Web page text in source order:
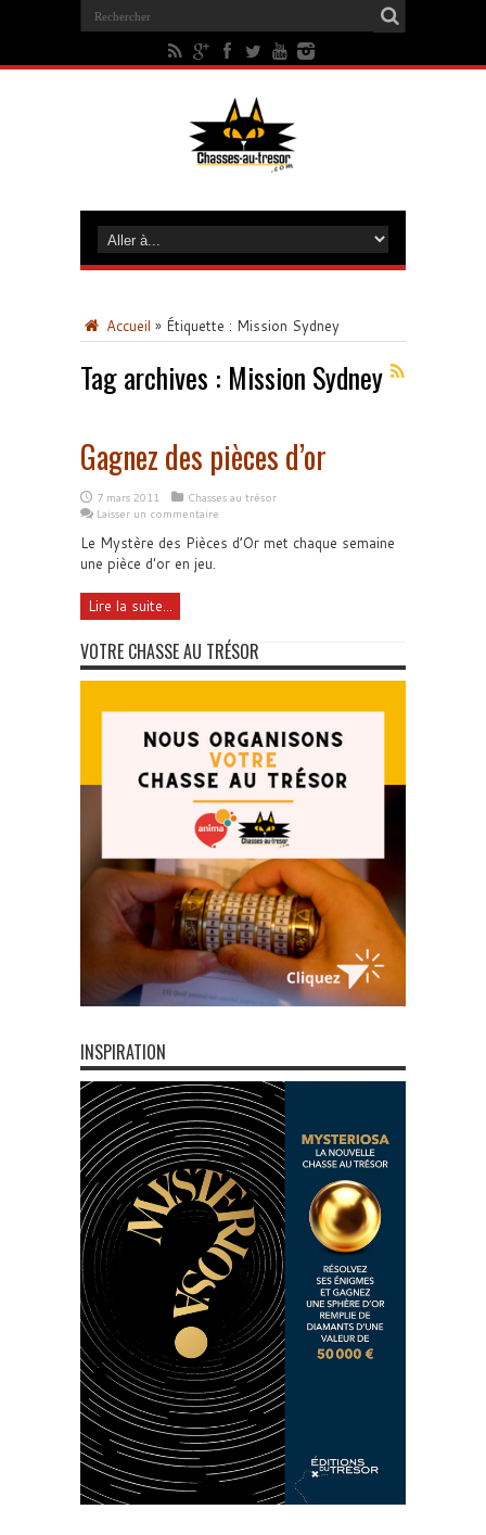
Accueil » Étiquette : Mission Sydney
Tag archives : Mission Sydney
Gagnez des pièces d’or
7 mars 2011
Chasses au trésor
Laisser un commentaire
Le Mystère des Pièces d’Or met chaque semaine
une pièce d'or en jeu.
Lire la suite...
VOTRE CHASSE AU TRÉSOR
INSPIRATION